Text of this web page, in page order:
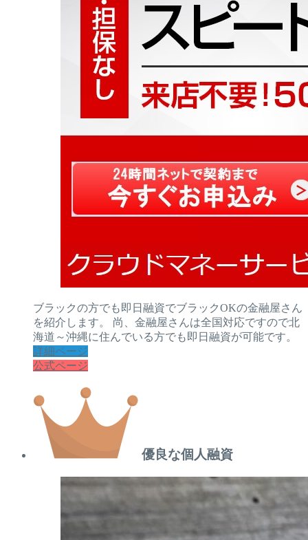
ブラックの方でも即日融資でブラックOKの金融屋さん
を紹介します。 尚、金融屋さんは全国対応ですので北
海道～沖縄に住んでいる方でも即日融資が可能です。
詳細ページ
公式ページ
優良な個人融資